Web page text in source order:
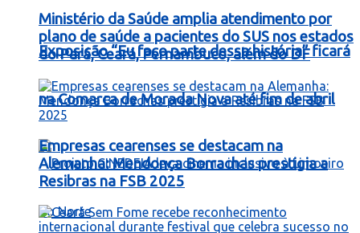
Exposição “Eu faço parte dessa história” ficará
na Comarca de Morada Nova até fim de abril
Ministério da Saúde amplia atendimento por
plano de saúde a pacientes do SUS nos estados
do Pará, Ceará, Pernambuco, além do DF
Empresas cearenses se destacam na
Alemanha: Mendonça Borrachas prestigia a
Resibras na FSB 2025